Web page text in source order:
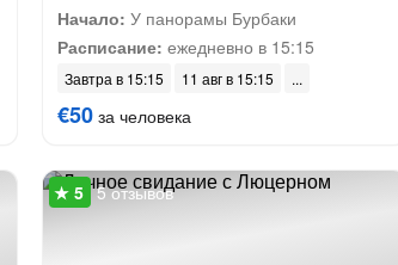
Начало: У панорамы Бурбаки
Расписание: ежедневно в 15:15
Завтра в 15:15 11 авг в 15:15
€50за человека
5 отзывов